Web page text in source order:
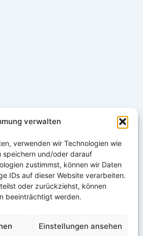
verwalten
verwenden wir Technologien wie
speichern und/oder darauf
zustimmst, können wir Daten
IDs auf dieser Website verarbeiten.
oder zurückziehst, können
beeinträchtigt werden.
Einstellungen ansehen